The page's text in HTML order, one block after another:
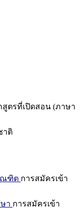
ตรที่เปิดสอน (ภาษา
าติ
ณฑิต การสมัครเข้า
า การสมัครเข้า